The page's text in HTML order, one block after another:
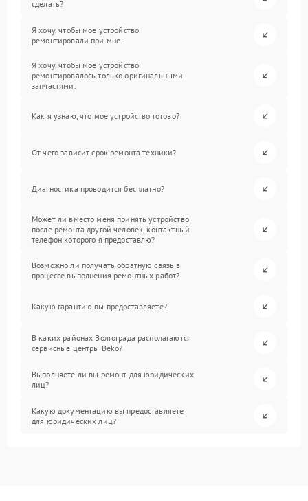
сделать?
Я хочу, чтобы мое устройство
ремонтировали при мне.
Я хочу, чтобы мое устройство
ремонтировалось только оригинальными
запчастями.
Как я узнаю, что мое устройство готово?
От чего зависит срок ремонта техники?
Диагностика проводится бесплатно?
Может ли вместо меня принять устройство
после ремонта другой человек, контактный
телефон которого я предоставлю?
Возможно ли получать обратную связь в
процессе выполнения ремонтных работ?
Какую гарантию вы предоставляете?
В каких районах Волгограда располагаются
сервисные центры Beko?
Выполняете ли вы ремонт для юридических
лиц?
Какую документацию вы предоставляете
для юридических лиц?